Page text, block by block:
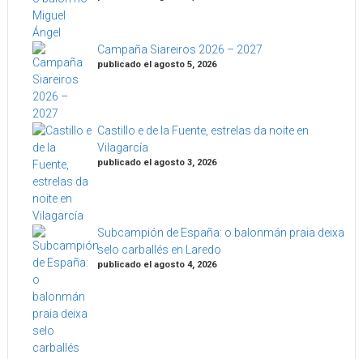
Campaña Siareiros 2026 – 2027
publicado el agosto 5, 2026
Castillo e de la Fuente, estrelas da noite en
Vilagarcía
publicado el agosto 3, 2026
Subcampión de España: o balonmán praia deixa
selo carballés en Laredo
publicado el agosto 4, 2026